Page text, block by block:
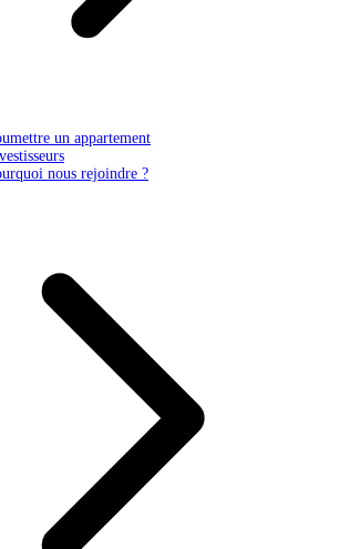
un appartement
nous rejoindre ?